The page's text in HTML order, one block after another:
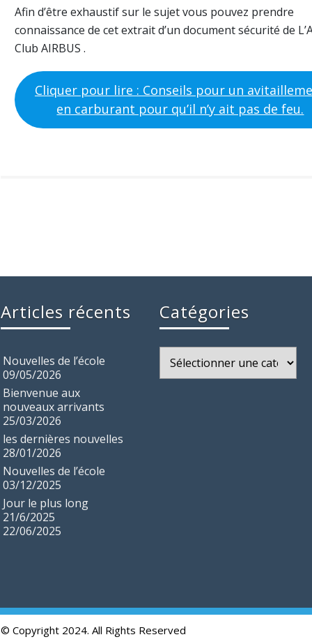
Afin d’être exhaustif sur le sujet vous pouvez prendre
connaissance de cet extrait d’un document sécurité de
Club AIRBUS .
Cliquer pour lire : Conseils pour un
en carburant pour qu’il n’y ait pas de feu.
Articles récents
Nouvelles de l’école
09/05/2026
Bienvenue aux
nouveaux arrivants
25/03/2026
les dernières nouvelles
28/01/2026
Nouvelles de l’école
03/12/2025
Jour le plus long
21/6/2025
22/06/2025
Catégories
© Copyright 2024. All Rights Reserved